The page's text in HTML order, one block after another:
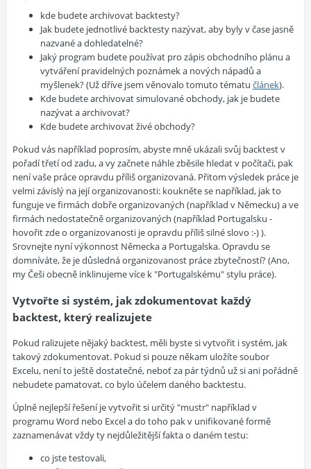
kde budete archivovat backtesty?
Jak budete jednotlivé backtesty nazývat, aby byly v čase jasně
nazvané a dohledatelné?
Jaký program budete používat pro zápis obchodního plánu a
vytváření pravidelných poznámek a nových nápadů a
myšlenek? (Už dříve jsem věnovalo tomuto tématu článek).
Kde budete archivovat simulované obchody, jak je budete
nazývat a archivovat?
Kde budete archivovat živé obchody?
Pokud vás například poprosím, abyste mně ukázali svůj backtest v
pořadí třetí od zadu, a vy začnete náhle zběsile hledat v počítači, pak
není vaše práce opravdu příliš organizovaná. Přitom výsledek práce je
velmi závislý na její organizovanosti: koukněte se například, jak to
funguje ve firmách dobře organizovaných (například v Německu) a ve
firmách nedostatečně organizovaných (například Portugalsku -
hovořit zde o organizovanosti je opravdu příliš silné slovo :-) ).
Srovnejte nyní výkonnost Německa a Portugalska. Opravdu se
domníváte, že je důsledná organizovanost práce zbytečností? (Ano,
my Češi obecně inklinujeme více k "Portugalskému" stylu práce).
Vytvořte si systém, jak zdokumentovat každý
backtest, který realizujete
Pokud ralizujete nějaký backtest, měli byste si vytvořit i systém, jak
takový zdokumentovat. Pokud si pouze někam uložíte soubor
Excelu, není to ještě dostatečné, neboť za pár týdnů už si ani pořádně
nebudete pamatovat, co bylo účelem daného backtestu.
Úplně nejlepší řešení je vytvořit si určitý "mustr" například v
programu Word nebo Excel a do toho pak v unifikované formě
zaznamenávat vždy ty nejdůležitější fakta o daném testu:
co jste testovali,